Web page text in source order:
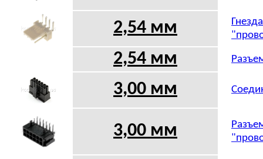
2,54 мм
2,54 мм
3,00 мм
3,00 мм